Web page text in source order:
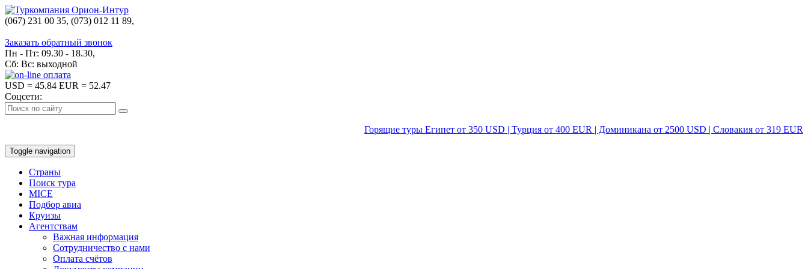
(067) 231 00 35, (073) 012 11 89,
Заказать обратный звонок
Пн - Пт: 09.30 - 18.30,
Сб: Вс: выходной
USD = 45.84 EUR = 52.47
Соцсети:
Горящие туры Египет от 350 USD | Турция от 400 EUR | Доминикана от 2500 USD | Словакия от 319 EUR
Toggle navigation
Страны
Поиск тура
MICE
Подбор авиа
Круизы
Агентствам
Важная информация
Сотрудничество с нами
Оплата счётов